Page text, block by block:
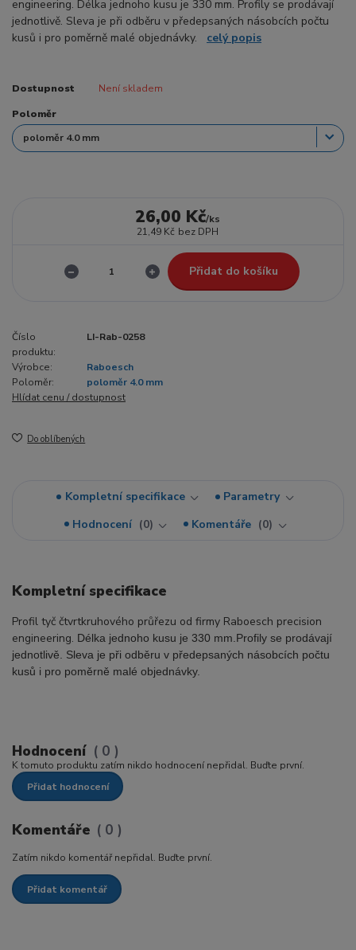
engineering. Délka jednoho kusu je 330 mm. Profily se prodávají
jednotlivě. Sleva je při odběru v předepsaných násobcích počtu
kusů i pro poměrně malé objednávky. celý popis
Dostupnost Není skladem
Poloměr
26,00 Kč/ks
21,49 Kč bez DPH
Přidat do košíku
Číslo
produktu:
LI-Rab-0258
Výrobce:
Raboesch
Poloměr:
poloměr 4.0 mm
Hlídat cenu / dostupnost
Do oblíbených
Kompletní specifikace
Parametry
Hodnocení
0 Komentáře 0
Kompletní specifikace
Profil tyč čtvrtkruhového průřezu od firmy Raboesch precision
engineering. Délka jednoho kusu je 330 mm.Profily se prodávají
jednotlivě. Sleva je při odběru v předepsaných násobcích počtu
kusů i pro poměrně malé objednávky.
Hodnocení 0
K tomuto produktu zatím nikdo hodnocení nepřidal. Buďte první.
Přidat hodnocení
Komentáře 0
Zatím nikdo komentář nepřidal. Buďte první.
Přidat komentář